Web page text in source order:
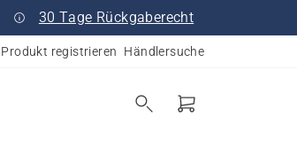
30 Tage Rückgaberecht
Produkt registrieren Händlersuche